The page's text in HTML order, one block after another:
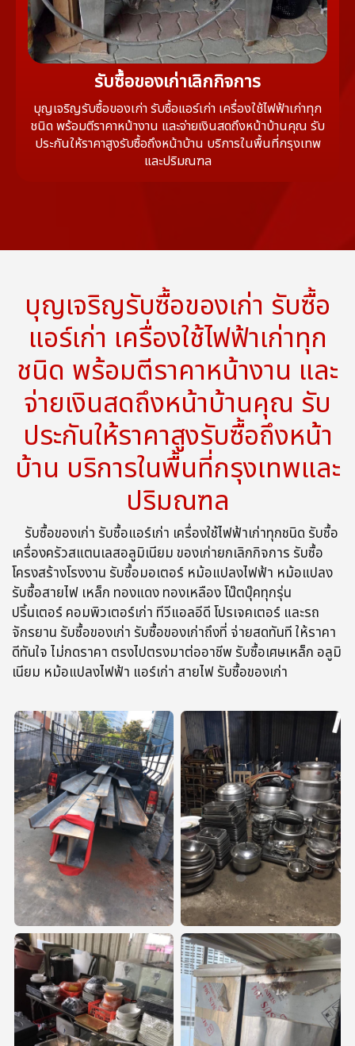
รับซื้อของเก่าเลิกกิจการ
บุญเจริญรับซื้อของเก่า รับซื้อแอร์เก่า เครื่องใช้ไฟฟ้าเก่าทุก
ชนิด พร้อมตีราคาหน้างาน และจ่ายเงินสดถึงหน้าบ้านคุณ รับ
ประกันให้ราคาสูงรับซื้อถึงหน้าบ้าน บริการในพื้นที่กรุงเทพ
และปริมณฑล
บุญเจริญรับซื้อของเก่า รับซื้อ
แอร์เก่า เครื่องใช้ไฟฟ้าเก่าทุก
ชนิด พร้อมตีราคาหน้างาน และ
จ่ายเงินสดถึงหน้าบ้านคุณ รับ
ประกันให้ราคาสูงรับซื้อถึงหน้า
บ้าน บริการในพื้นที่กรุงเทพและ
ปริมณฑล
รับซื้อของเก่า รับซื้อแอร์เก่า เครื่องใช้ไฟฟ้าเก่าทุกชนิด รับซื้อ
เครื่องครัวสแตนเลสอลูมิเนียม ของเก่ายกเลิกกิจการ รับซื้อ
โครงสร้างโรงงาน รับซื้อมอเตอร์ หม้อแปลงไฟฟ้า หม้อแปลง
รับซื้อสายไฟ เหล็ก ทองแดง ทองเหลือง โน๊ตบุ๊คทุกรุ่น
ปริ้นเตอร์ คอมพิวเตอร์เก่า ทีวีแอลอีดี โปรเจคเตอร์ และรถ
จักรยาน รับซื้อของเก่า รับซื้อของเก่าถึงที่ จ่ายสดทันที ให้ราคา
ดีทันใจ ไม่กดราคา ตรงไปตรงมาต่ออาชีพ รับซื้อเศษเหล็ก อลูมิ
เนียม หม้อแปลงไฟฟ้า แอร์เก่า สายไฟ รับซื้อของเก่า